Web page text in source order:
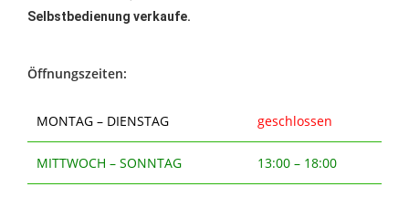
Selbstbedienung verkaufe.
Öffnungszeiten:
MONTAG – DIENSTAG geschlossen
MITTWOCH – SONNTAG 13:00 – 18:00